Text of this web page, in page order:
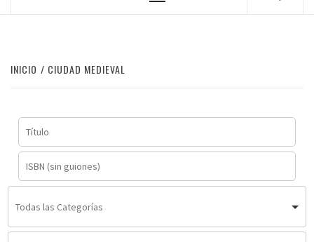
INICIO CIUDAD MEDIEVAL